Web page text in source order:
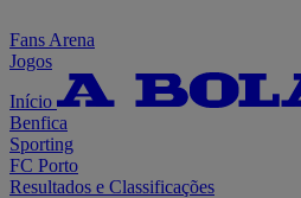
Fans Arena
Jogos
Início
Benfica
Sporting
FC Porto
Resultados e Classificações